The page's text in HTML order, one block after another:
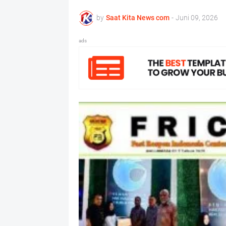
by Saat Kita News com - Juni 09, 2026
ads